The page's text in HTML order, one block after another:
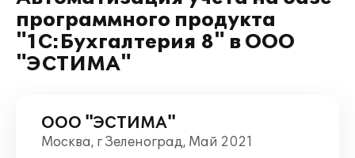
программного продукта
"1С:Бухгалтерия 8" в ООО
"ЭСТИМА"
ООО "ЭСТИМА"
Москва, г Зеленоград, Май 2021